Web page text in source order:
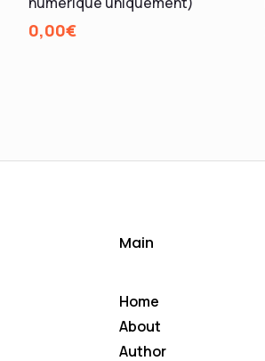
0,00€
Main
Home
About
Author